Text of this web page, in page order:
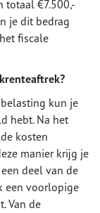
totaal €7.500,-
je dit bedrag
fiscale
kun je
hebt. Na het
kosten
manier krijg je
deel van de
een voorlopige
Van de